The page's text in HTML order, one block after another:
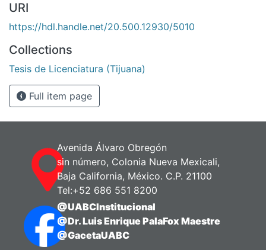
URI
https://hdl.handle.net/20.500.12930/5010
Collections
Tesis de Licenciatura (Tijuana)
Full item page
Avenida Álvaro Obregón
sin número, Colonia Nueva Mexicali,
Baja California, México. C.P. 21100
Tel:+52 686 551 8200
@UABCInstitucional
@Dr. Luis Enrique PalaFox Maestre
@GacetaUABC